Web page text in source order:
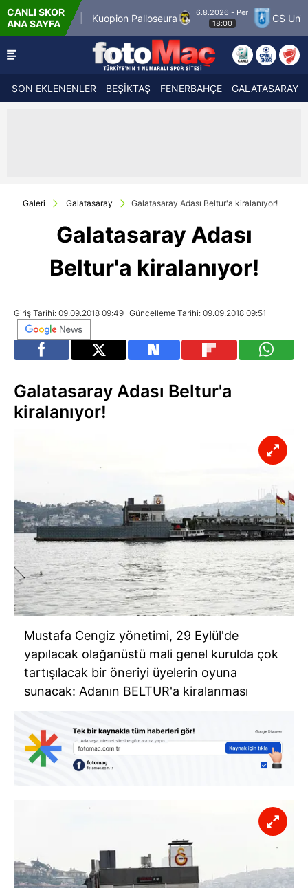
CANLI SKOR
ANA SAYFA
12 Kuopion Palloseura
6.8.2026 - Per
18:00
CS Universitatea
SON EKLENENLER BEŞİKTAŞ FENERBAHÇE GALATASARAY
Galeri Galatasaray Galatasaray Adası Beltur'a kiralanıyor!
Galatasaray Adası
Beltur'a kiralanıyor!
Giriş Tarihi: 09.09.2018 09:49 Güncelleme Tarihi: 09.09.2018 09:51
Galatasaray Adası Beltur'a
kiralanıyor!
Mustafa Cengiz yönetimi, 29 Eylül'de
yapılacak olağanüstü mali genel kurulda çok
tartışılacak bir öneriyi üyelerin oyuna
sunacak: Adanın BELTUR'a kiralanması